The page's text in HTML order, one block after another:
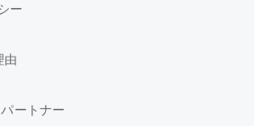
ー
由
ートナー